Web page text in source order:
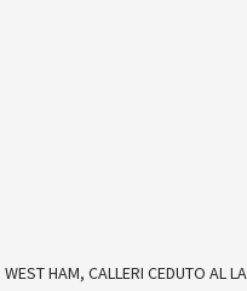
WEST HAM, CALLERI CEDUTO AL